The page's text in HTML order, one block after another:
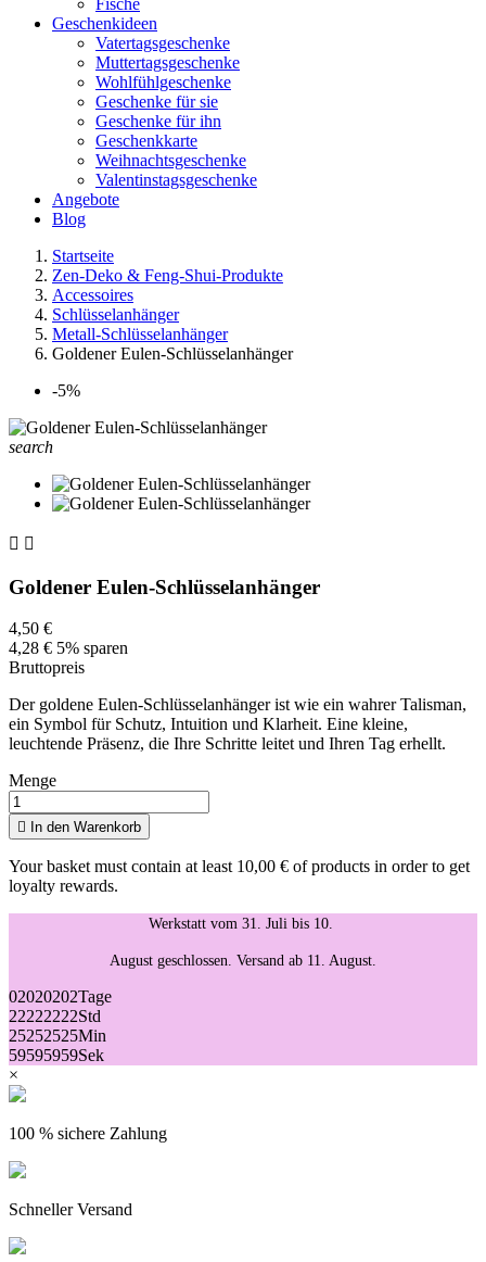
Fische
Geschenkideen
Vatertagsgeschenke
Muttertagsgeschenke
Wohlfühlgeschenke
Geschenke für sie
Geschenke für ihn
Geschenkkarte
Weihnachtsgeschenke
Valentinstagsgeschenke
Angebote
Blog
Startseite
Zen-Deko & Feng-Shui-Produkte
Accessoires
Schlüsselanhänger
Metall-Schlüsselanhänger
Goldener Eulen-Schlüsselanhänger
-5%
search
 
Goldener Eulen-Schlüsselanhänger
4,50 €
4,28 € 5% sparen
Bruttopreis
Der goldene Eulen-Schlüsselanhänger ist wie ein wahrer Talisman,
ein Symbol für Schutz, Intuition und Klarheit. Eine kleine,
leuchtende Präsenz, die Ihre Schritte leitet und Ihren Tag erhellt.
Menge
 In den Warenkorb
Your basket must contain at least 10,00 € of products in order to get
loyalty rewards.
Werkstatt vom 31. Juli bis 10.
August geschlossen. Versand ab 11. August.
02020202Tage
22222222Std
25252525Min
59595959Sek
×
100 % sichere Zahlung
Schneller Versand